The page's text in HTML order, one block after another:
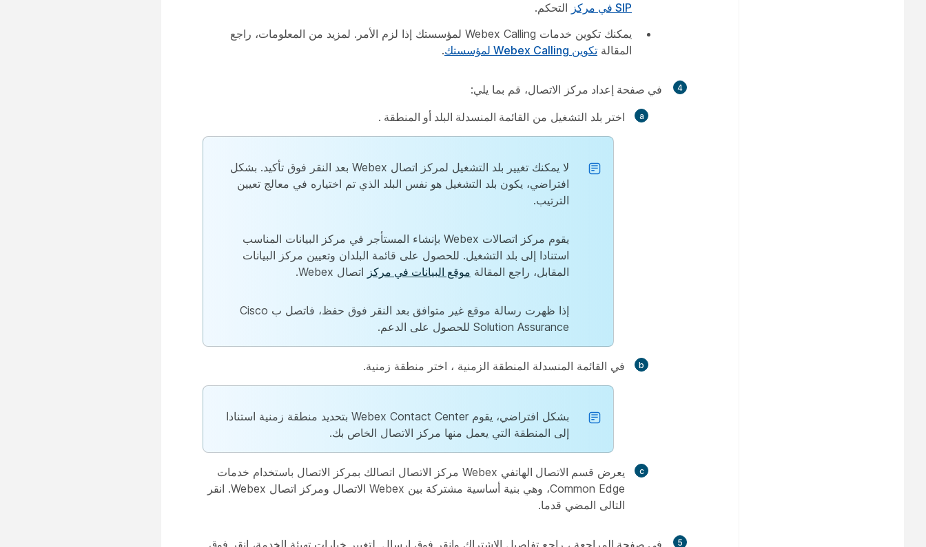
SIP في مركز
التحكم.
يمكنك تكوين خدمات Webex Calling لمؤسستك إذا لزم الأمر. لمزيد من المعلومات، راجع
المقالة تكوين Webex Calling لمؤسستك .
4 في صفحة إعداد مركز الاتصال، قم بما يلي:
اختر بلد التشغيل من القائمة المنسدلة البلد أو المنطقة .
لا يمكنك تغيير بلد التشغيل لمركز اتصال Webex بعد النقر فوق تأكيد. بشكل
افتراضي، يكون بلد التشغيل هو نفس البلد الذي تم اختياره في معالج تعيين
الترتيب.
يقوم مركز اتصالات Webex بإنشاء المستأجر في مركز البيانات المناسب
استنادا إلى بلد التشغيل. للحصول على قائمة البلدان وتعيين مركز البيانات
المقابل، راجع المقالة موقع البيانات في مركز اتصال Webex.
إذا ظهرت رسالة موقع غير متوافق بعد النقر فوق حفظ
، فاتصل ب Cisco
Solution Assurance للحصول على الدعم.
في القائمة المنسدلة المنطقة الزمنية ، اختر منطقة زمنية.
بشكل افتراضي، يقوم Webex Contact Center بتحديد منطقة زمنية استنادا
إلى المنطقة التي يعمل منها مركز الاتصال الخاص بك.
يعرض قسم الاتصال الهاتفي
Webex مركز الاتصال اتصالك بمركز الاتصال باستخدام خدمات
Common Edge، وهي بنية أساسية مشتركة بين Webex الاتصال ومركز اتصال Webex. انقر
التالى المضي قدما.
5 في صفحة المراجعة ، راجع تفاصيل الاشتراك وانقر فوق إرسال. لتغيير خيارات تهيئة الخدمة، انقر فوق